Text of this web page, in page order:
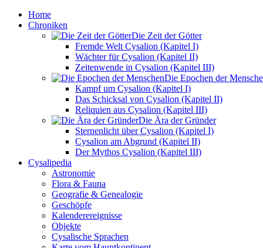
Home
Chroniken
Die Zeit der Götter
Fremde Welt Cysalion (Kapitel I)
Wächter für Cysalion (Kapitel II)
Zeitenwende in Cysalion (Kapitel III)
Die Epochen der
Kampf um Cysalion (Kapitel I)
Das Schicksal von Cysalion (Kapitel II)
Reliquien aus Cysalion (Kapitel III)
Die Ära der Gründer
Sternenlicht über Cysalion (Kapitel I)
Cysalion am Abgrund (Kapitel II)
Der Mythos Cysalion (Kapitel III)
Cysalipedia
Astronomie
Flora & Fauna
Geografie & Genealogie
Geschöpfe
Kalenderereignisse
Objekte
Cysalische Sprachen